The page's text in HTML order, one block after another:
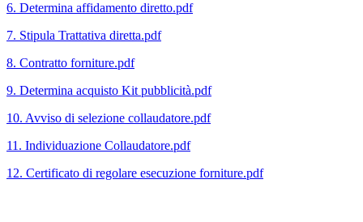
6. Determina affidamento diretto.pdf
7. Stipula Trattativa diretta.pdf
8. Contratto forniture.pdf
9. Determina acquisto Kit pubblicità.pdf
10. Avviso di selezione collaudatore.pdf
11. Individuazione Collaudatore.pdf
12. Certificato di regolare esecuzione forniture.pdf